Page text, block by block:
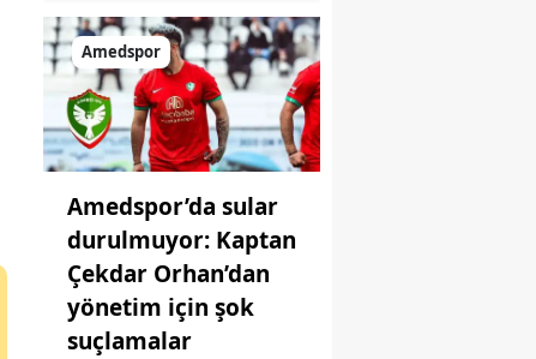
Amedspor
Amedspor’da sular
durulmuyor: Kaptan
Çekdar Orhan’dan
yönetim için şok
suçlamalar